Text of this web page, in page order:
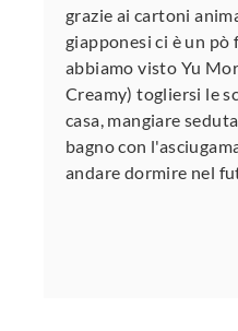
grazie ai cartoni
giapponesi ci è un
abbiamo visto Yu
Creamy) togliersi le
casa, mangiare
bagno con
andare dormire nel